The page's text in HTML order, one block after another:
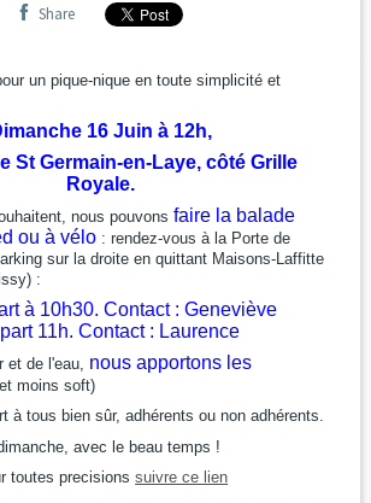
Share
un pique-nique en toute simplicité et
16 Juin à 12h,
St Germain-en-Laye, côté Grille
Royale.
nous pouvons faire la balade
ou à vélo : rendez-vous à la Porte de
sur la droite en quittant Maisons-Laffitte
:
à 10h30. Contact : Geneviève
11h. Contact : Laurence
et de l'eau, nous apportons les
moins soft)
à tous bien sûr, adhérents ou non adhérents.
avec le beau temps !
toutes precisionssuivre ce lien